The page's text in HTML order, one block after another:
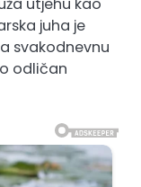
juha je
svakodnevnu
odličan